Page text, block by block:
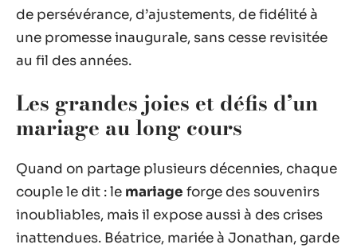
de persévérance, d’ajustements, de fidélité à
une promesse inaugurale, sans cesse revisitée
au fil des années.
Les grandes joies et défis d’un
mariage au long cours
Quand on partage plusieurs décennies, chaque
couple le dit : le mariage forge des souvenirs
inoubliables, mais il expose aussi à des crises
inattendues. Béatrice, mariée à Jonathan, garde